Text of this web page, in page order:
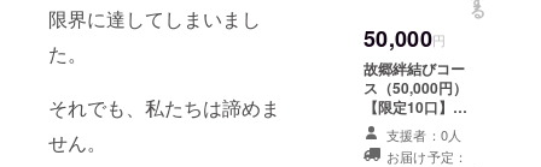
限界に達してしまいまし
た。
それでも、私たちは諦めま
せん。
ルポストカード5
枚 花火イメージ
アルバム ののは
デジタルミニア
ルバム（3〜4曲
入り） ののは特
製メモリーブッ
ク（電子書籍）
コースです。 お
返し内容： デジ
タル感謝状（お
名前入り） テー
マソング（フ
ル） デジタルパ
ンフレット デジ
る
50,000円
故郷絆結びコー
ス（50,000円）
【限定10口】
「このふるさと
を、誰かの“心の
支援者：0人
お届け予定：